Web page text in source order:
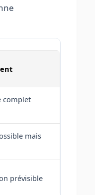
complet
mais
prévisible